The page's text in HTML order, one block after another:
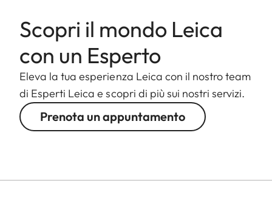
Scopri il mondo Leica
con un Esperto
Eleva la tua esperienza Leica con il nostro team
di Esperti Leica e scopri di più sui nostri servizi.
Prenota un appuntamento